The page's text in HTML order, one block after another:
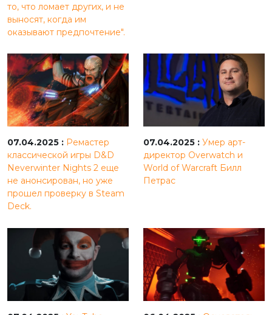
то, что ломает других, и не
выносят, когда им
оказывают предпочтение".
07.04.2025 : Ремастер
классической игры D&D
Neverwinter Nights 2 еще
не анонсирован, но уже
прошел проверку в Steam
Deck.
07.04.2025 : Умер арт-
директор Overwatch и
World of Warcraft Билл
Петрас